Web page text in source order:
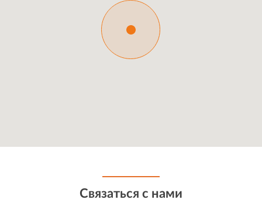
Связаться с нами